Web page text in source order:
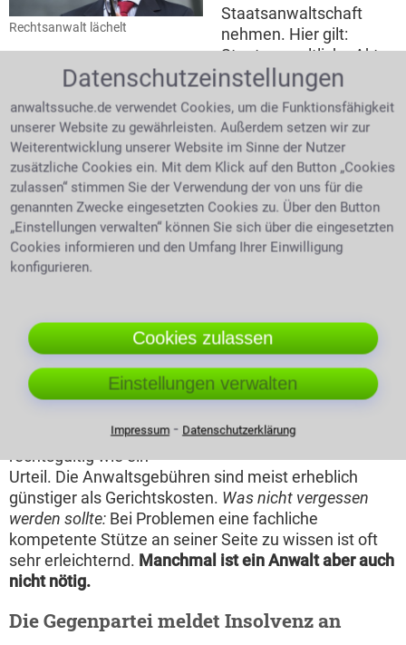
Rechtsanwalt lächelt
Staatsanwaltschaft
nehmen. Hier gilt:
Staatsanwaltliche Akten
dürfen nur von Anwälten eingesehen werden. Ein
Rechtsanwalt in Stuttgart Plieningen kann einem
auch die Einholung von Melderegisterinformationen
erleichtern bzw. abnehmen.
Die Erfolgsaussichten klarer bewerten
Manchmal kann es auch sein, dass der Anwalt einem
klarmacht, dass man rechtlich keine Möglichkeit hat
gegen eine Ungerechtigkeit anzugehen.
Anwalt in Stuttgart Plieningen
Ein Anwalt kann einen
Vergleich mit der
Gegenpartei erwirken.
Durch Hinterlegung bei
vollstreckt und ist
rechtsgültig wie ein
Urteil. Die Anwaltsgebühren sind meist erheblich
günstiger als Gerichtskosten. Was nicht vergessen
werden sollte: Bei Problemen eine fachliche
kompetente Stütze an seiner Seite zu wissen ist oft
sehr erleichternd. Manchmal ist ein Anwalt aber auch
nicht nötig.
Die Gegenpartei meldet Insolvenz an
Datenschutzeinstellungen
anwaltssuche.de verwendet Cookies, um die Funktionsfähigkeit
unserer Website zu gewährleisten. Außerdem setzen wir zur
Weiterentwicklung unserer Website im Sinne der Nutzer
zusätzliche Cookies ein. Mit dem Klick auf den Button „Cookies
zulassen“ stimmen Sie der Verwendung der von uns für die
genannten Zwecke eingesetzten Cookies zu. Über den Button
„Einstellungen verwalten“ können Sie sich über die eingesetzten
Cookies informieren und den Umfang Ihrer Einwilligung
konfigurieren.
Cookies zulassen
Einstellungen verwalten
Impressum⁃ Datenschutzerklärung